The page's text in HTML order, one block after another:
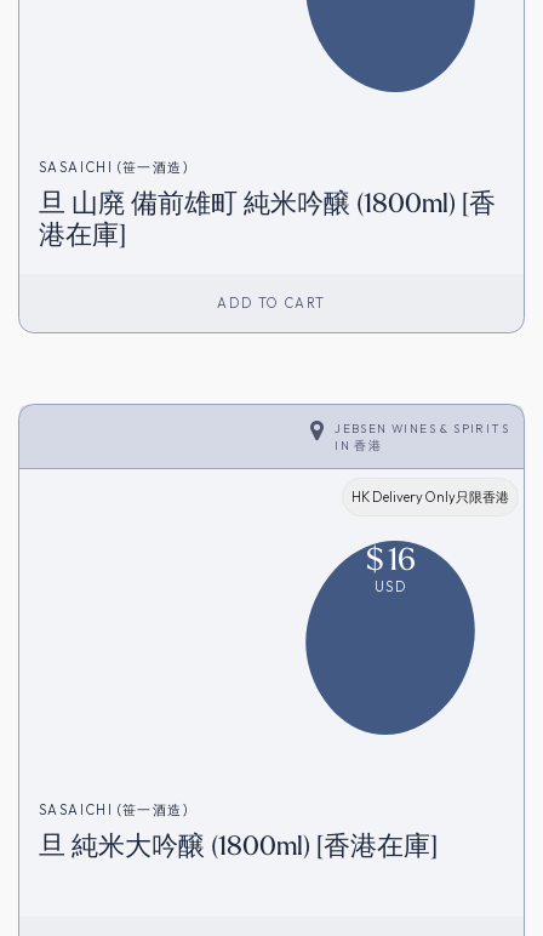
SASAICHI (笹一酒造)
旦 山廃 備前雄町 純米吟醸 (1800ml) [香
港在庫]
ADD TO CART
JEBSEN WINES & SPIRITS
IN香港
HK Delivery Only只限香港
$16
USD
SASAICHI (笹一酒造)
旦 純米大吟醸 (1800ml) [香港在庫]